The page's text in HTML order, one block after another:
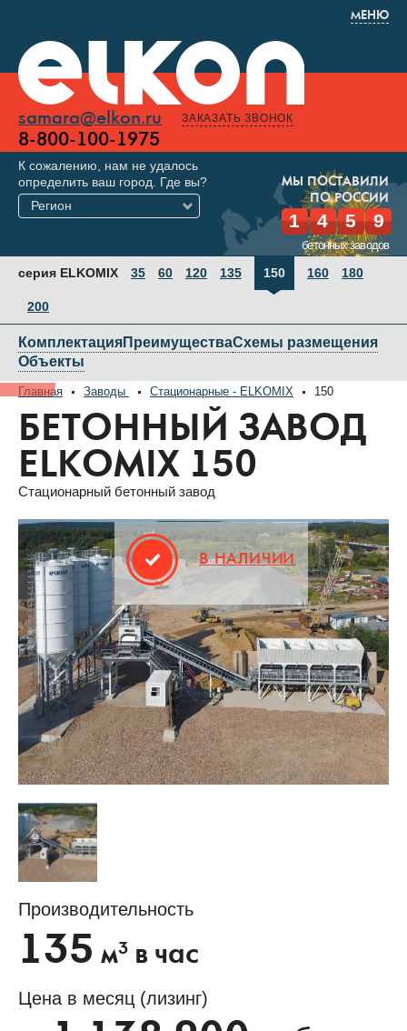
МЕНЮ
samara@elkon.ru
8-800-100-1975
ЗАКАЗАТЬ ЗВОНОК
МЫ ПОСТАВИЛИ
ПО РОССИИ
1 4 5 9
бетонных заводов
К сожалению, нам не удалось
определить ваш город. Где вы?
Регион
серия ELKOMIX 35 60 120 135 150 160 180
200
КомплектацияПреимуществаСхемы размещения
Объекты
Главная Заводы Стационарные - ELKOMIX 150
БЕТОННЫЙ ЗАВОД
ELKOMIX 150
Стационарный бетонный завод
В НАЛИЧИИ
Производительность
135 м3 в час
Цена в месяц (лизинг)